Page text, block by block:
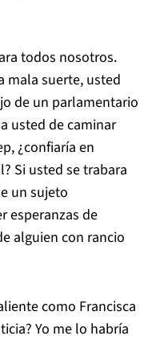
todos nosotros.
mala suerte, usted
de un parlamentario
usted de caminar
¿confiaría en
Si usted se trabara
un sujeto
esperanzas de
alguien con rancio
como Francisca
Yo me lo habría